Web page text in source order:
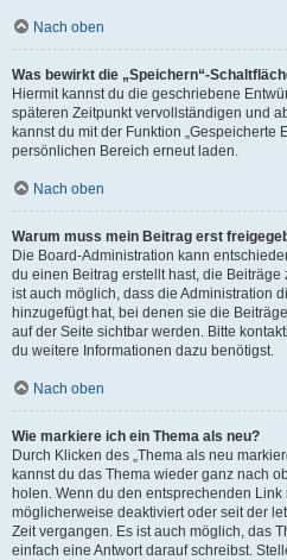
Nach oben
Was bewirkt die „Speichern“-
Hiermit kannst du die geschriebene
späteren Zeitpunkt vervollständigen und
kannst du mit der Funktion „Gespeicherte
persönlichen Bereich erneut laden.
Nach oben
Warum muss mein Beitrag erst
Die Board-Administration kann
du einen Beitrag erstellt hast, die
ist auch möglich, dass die Administration
hinzugefügt hat, bei denen sie die
auf der Seite sichtbar werden. Bitte
du weitere Informationen dazu benötigst.
Nach oben
Wie markiere ich ein Thema als neu?
Durch Klicken des „Thema als neu
kannst du das Thema wieder ganz nach
holen. Wenn du den entsprechenden
möglicherweise deaktiviert oder seit der
Zeit vergangen. Es ist auch möglich, das
einfach eine Antwort darauf schreibst.